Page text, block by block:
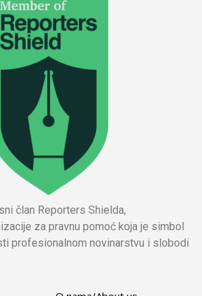
član Reporters Shielda,
za pravnu pomoć koja je simbol
profesionalnom novinarstvu i slobodi